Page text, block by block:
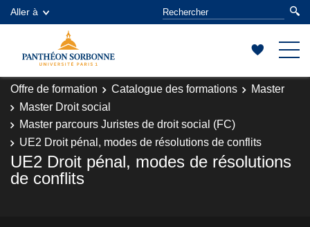
Aller à
Offre de formation Catalogue des formations
Master
Master Droit social
Master parcours Juristes de droit social (FC)
UE2 Droit pénal, modes de résolutions de conflits
UE2 Droit pénal, modes de résolutions
de conflits